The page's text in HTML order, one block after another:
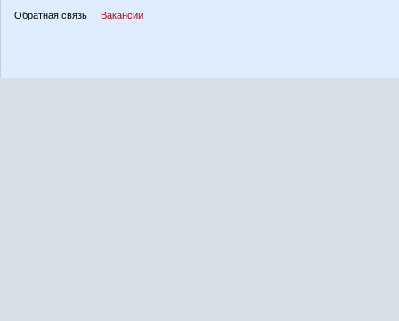
Обратная связь | Вакансии